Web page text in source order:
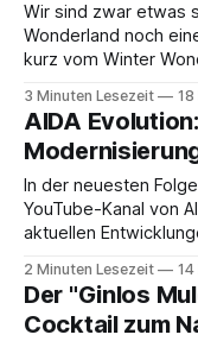
Wir sind zwar etwas
Wonderland noch
kurz vom Winter
Wintererlebnis?
Wonderland auf der
3 Minuten Lesezeit 18
AIDA
In der neuesten
YouTube-Kanal von
aktuellen
hinter die Kulissen
passiert.
2 Minuten Lesezeit 14
Der "Ginlos
Cocktail zum